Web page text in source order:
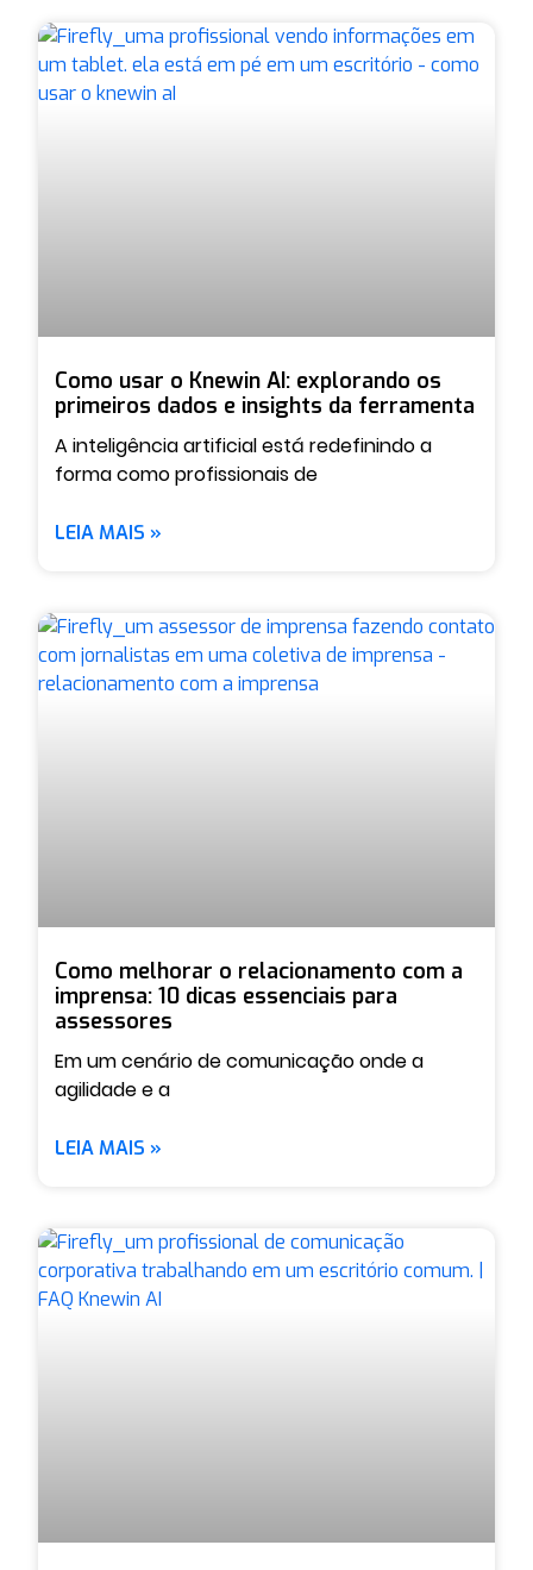
Como usar o Knewin AI: explorando os
primeiros dados e insights da ferramenta
A inteligência artificial está redefinindo a
forma como profissionais de
LEIA MAIS »
Como melhorar o relacionamento com a
imprensa: 10 dicas essenciais para
assessores
Em um cenário de comunicação onde a
agilidade e a
LEIA MAIS »